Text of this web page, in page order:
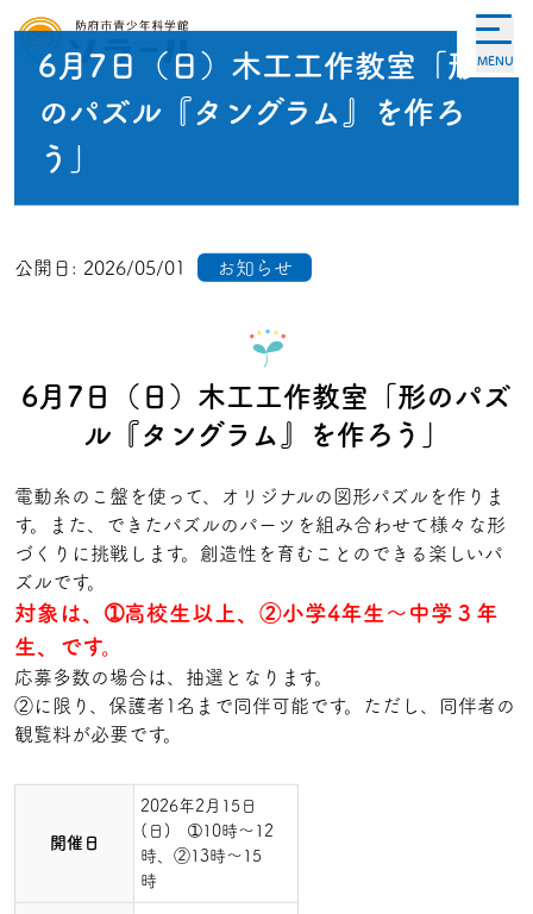
MENU
6月7日（日）木工工作教室「形
のパズル『タングラム』を作ろ
う」
公開日: 2026/05/01 お知らせ
6月7日（日）木工工作教室「形のパズ
ル『タングラム』を作ろう」
電動糸のこ盤を使って、オリジナルの図形パズルを作りま
す。また、できたパズルのパーツを組み合わせて様々な形
づくりに挑戦します。創造性を育むことのできる楽しいパ
ズルです。
対象は、➀高校生以上、②小学4年生～中学３年
生、です。
応募多数の場合は、抽選となります。
②に限り、保護者1名まで同伴可能です。ただし、同伴者の
観覧料が必要です。
開催日
2026年2月15日
(日) ➀10時～12
時、②13時～15
時